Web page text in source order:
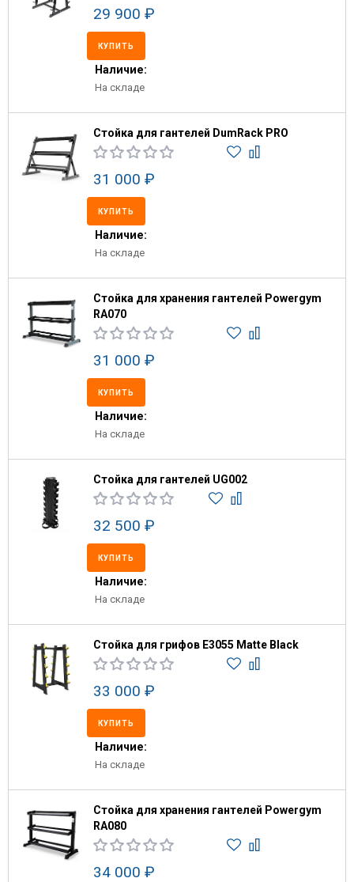
29 900 ₽
КУПИТЬ
Наличие:
На складе
Стойка для гантелей DumRack PRO
31 000 ₽
КУПИТЬ
Наличие:
На складе
Стойка для хранения гантелей Powergym
RA070
31 000 ₽
КУПИТЬ
Наличие:
На складе
Стойка для гантелей UG002
32 500 ₽
КУПИТЬ
Наличие:
На складе
Стойка для грифов E3055 Matte Black
33 000 ₽
КУПИТЬ
Наличие:
На складе
Стойка для хранения гантелей Powergym
RA080
34 000 ₽